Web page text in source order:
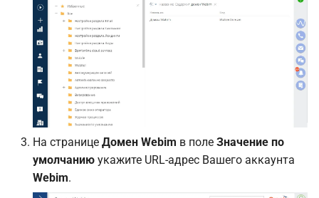
На странице Домен Webim в поле Значение по
умолчанию укажите URL-адрес Вашего аккаунта
Webim.